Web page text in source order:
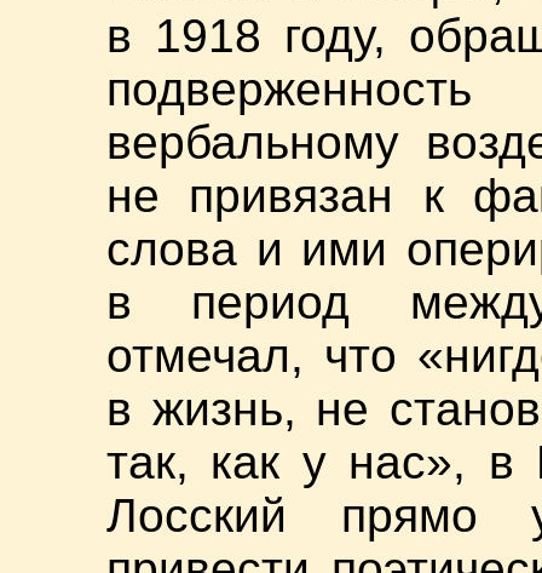
в 1918 году,
вербальному
не привязан к
слова и ими
в период
отмечал, что
в жизнь, не
так, как у нас»,
Лосский прямо